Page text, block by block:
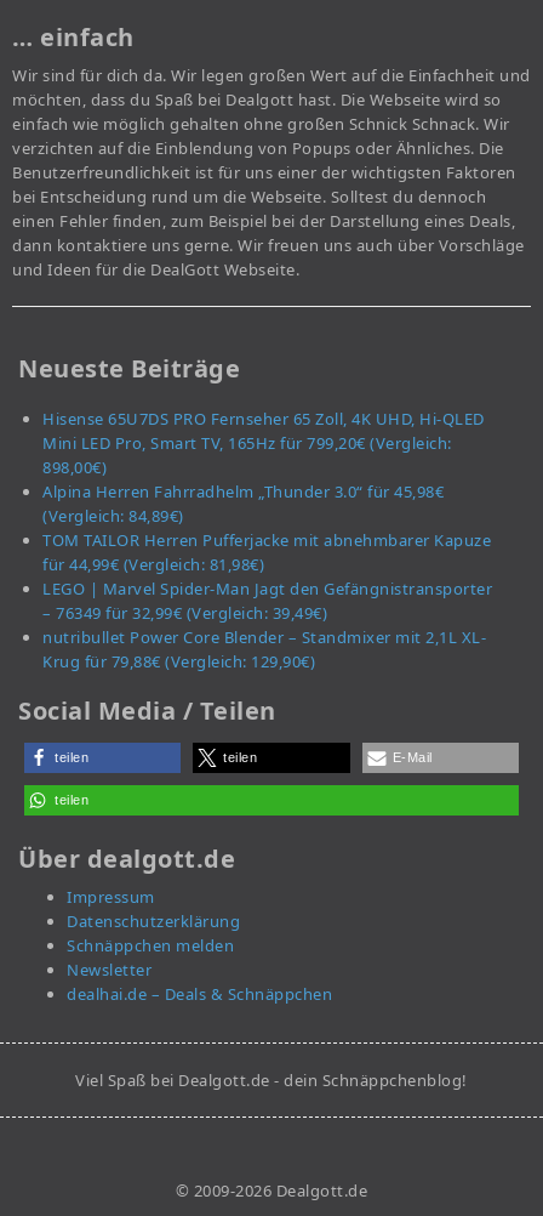
… einfach
Wir sind für dich da. Wir legen großen Wert auf die Einfachheit und
möchten, dass du Spaß bei Dealgott hast. Die Webseite wird so
einfach wie möglich gehalten ohne großen Schnick Schnack. Wir
verzichten auf die Einblendung von Popups oder Ähnliches. Die
Benutzerfreundlichkeit ist für uns einer der wichtigsten Faktoren
bei Entscheidung rund um die Webseite. Solltest du dennoch
einen Fehler finden, zum Beispiel bei der Darstellung eines Deals,
dann kontaktiere uns gerne. Wir freuen uns auch über Vorschläge
und Ideen für die DealGott Webseite.
Neueste Beiträge
Hisense 65U7DS PRO Fernseher 65 Zoll, 4K UHD, Hi-QLED
Mini LED Pro, Smart TV, 165Hz für 799,20€ (Vergleich:
898,00€)
Alpina Herren Fahrradhelm „Thunder 3.0“ für 45,98€
(Vergleich: 84,89€)
TOM TAILOR Herren Pufferjacke mit abnehmbarer Kapuze
für 44,99€ (Vergleich: 81,98€)
LEGO | Marvel Spider-Man Jagt den Gefängnistransporter
– 76349 für 32,99€ (Vergleich: 39,49€)
nutribullet Power Core Blender – Standmixer mit 2,1L XL-
Krug für 79,88€ (Vergleich: 129,90€)
Social Media / Teilen
teilen teilen E-Mail
teilen
Über dealgott.de
Impressum
Datenschutzerklärung
Schnäppchen melden
Newsletter
dealhai.de – Deals & Schnäppchen
Viel Spaß bei Dealgott.de - dein Schnäppchenblog!
© 2009-2026 Dealgott.de